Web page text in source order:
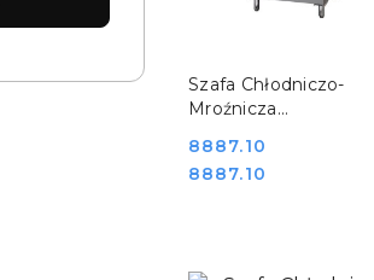
Szafa Chłodniczo-
Mroźnicza
300+300l Stalgast
840602
Cena:
8887.10
Cena:
8887.10
DO KOSZYKA